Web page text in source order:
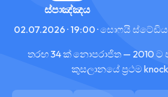
ස්පාඤ්ඤය
02.07.2026 · 19:00 · සොෆයි
තරඟ 34 ක් නොපරාජිත — 2010 ට
කුසලානයේ ප්‍රථම